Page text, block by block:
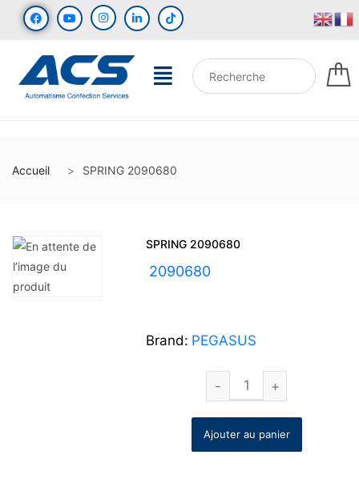
Accueil SPRING 2090680
SPRING 2090680
2090680
Brand: PEGASUS
Ajouter au panier